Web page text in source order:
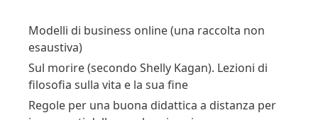
Modelli di business online (una raccolta non
esaustiva)
Sul morire (secondo Shelly Kagan). Lezioni di
filosofia sulla vita e la sua fine
Regole per una buona didattica a distanza per